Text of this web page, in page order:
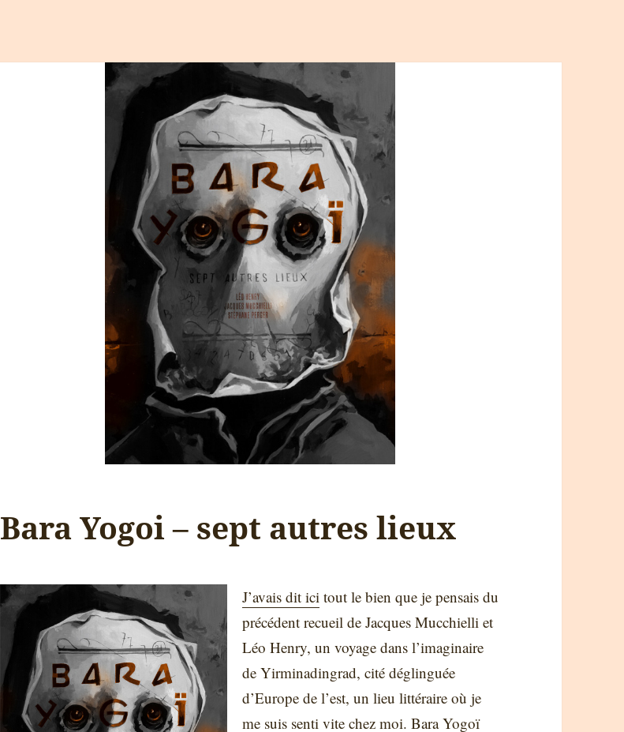
Bara Yogoi – sept autres lieux
J’avais dit ici tout le bien que je pensais du
précédent recueil de Jacques Mucchielli et
Léo Henry, un voyage dans l’imaginaire
de Yirminadingrad, cité déglinguée
d’Europe de l’est, un lieu littéraire où je
me suis senti vite chez moi. Bara Yogoï